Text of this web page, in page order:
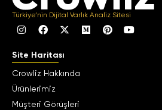
Türkiye’nin Dijital Varlık Analiz Sitesi
Site Haritası
Crowliz Hakkında
Ürünlerimiz
Müşteri Görüşleri